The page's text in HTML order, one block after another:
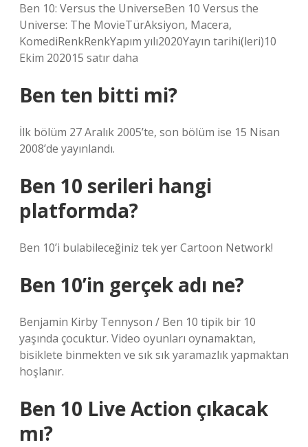
Ben 10: Versus the UniverseBen 10 Versus the
Universe: The MovieTürAksiyon, Macera,
KomediRenkRenkYapım yılı2020Yayın tarihi(leri)10
Ekim 202015 satır daha
Ben ten bitti mi?
İlk bölüm 27 Aralık 2005’te, son bölüm ise 15 Nisan
2008’de yayınlandı.
Ben 10 serileri hangi
platformda?
Ben 10’i bulabileceğiniz tek yer Cartoon Network!
Ben 10’in gerçek adı ne?
Benjamin Kirby Tennyson / Ben 10 tipik bir 10
yaşında çocuktur. Video oyunları oynamaktan,
bisiklete binmekten ve sık sık yaramazlık yapmaktan
hoşlanır.
Ben 10 Live Action çıkacak
mı?